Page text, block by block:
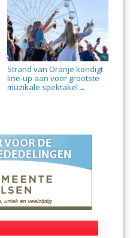
Strand van Oranje kondigt
line-up aan voor grootste
muzikale spektakel →